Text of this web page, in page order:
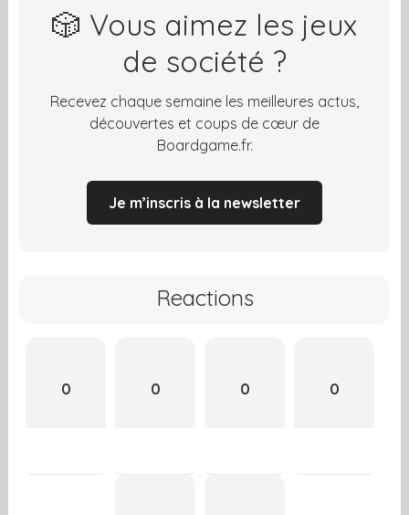
🎲 Vous aimez les jeux
de société ?
Recevez chaque semaine les meilleures actus,
découvertes et coups de cœur de
Boardgame.fr.
Je m’inscris à la newsletter
Reactions
0 0 0 0